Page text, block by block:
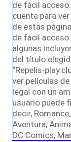
de fácil
cuenta para
de estas
de fácil acceso
algunas
del título
“Repelis-
ver películas
legal con un
usuario puede
decir,
Aventura,
DC Comics,